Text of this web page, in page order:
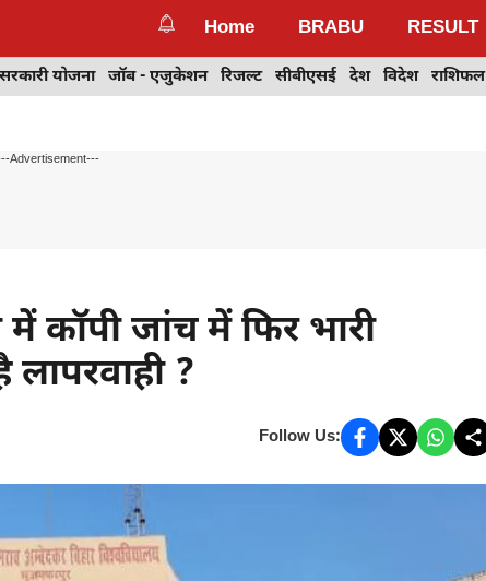
Home BRABU RESULT
सरकारी योजना जॉब - एजुकेशन रिजल्ट सीबीएसई देश विदेश राशिफल
Advertisement---
में कॉपी जांच में फिर भारी
लापरवाही ?
Follow Us: